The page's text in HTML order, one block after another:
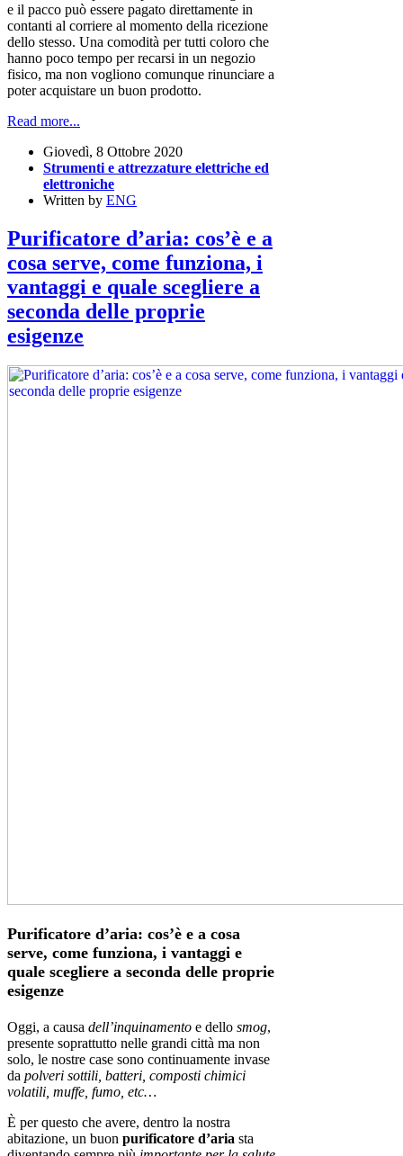
e il pacco può essere pagato direttamente in
contanti al corriere al momento della ricezione
dello stesso. Una comodità per tutti coloro che
hanno poco tempo per recarsi in un negozio
fisico, ma non vogliono comunque rinunciare a
poter acquistare un buon prodotto.
Read more...
Giovedì, 8 Ottobre 2020
Strumenti e attrezzature elettriche ed
elettroniche
Written by ENG
Purificatore d’aria: cos’è e a
cosa serve, come funziona, i
vantaggi e quale scegliere a
seconda delle proprie
esigenze
Purificatore d’aria: cos’è e a cosa
serve, come funziona, i vantaggi e
quale scegliere a seconda delle proprie
esigenze
Oggi, a causa dell’inquinamento e dello smog,
presente soprattutto nelle grandi città ma non
solo, le nostre case sono continuamente invase
da polveri sottili, batteri, composti chimici
volatili, muffe, fumo, etc…
È per questo che avere, dentro la nostra
abitazione, un buon purificatore d’aria sta